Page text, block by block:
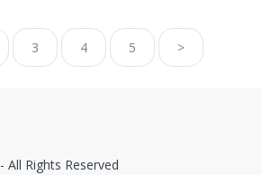
3 4 5 >
- All Rights Reserved